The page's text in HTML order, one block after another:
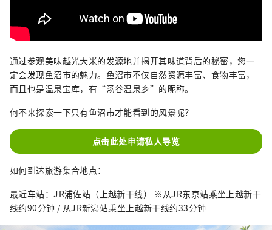
通过参观美味越光大米的发源地并揭开其味道背后的秘密，您一
定会发现鱼沼市的魅力。鱼沼市不仅自然资源丰富、食物丰富，
而且也是温泉宝库，有“汤谷温泉乡”的昵称。
何不来探索一下只有鱼沼市才能看到的风景呢？
点击此处申请私人导览
如何到达旅游集合地点：
最近车站：JR浦佐站（上越新干线） ※从JR东京站乘坐上越新干
线约90分钟 / 从JR新潟站乘坐上越新干线约33分钟